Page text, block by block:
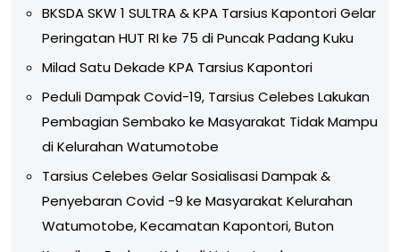
BKSDA SKW 1 SULTRA & KPA Tarsius Kapontori Gelar
Peringatan HUT RI ke 75 di Puncak Padang Kuku
Milad Satu Dekade KPA Tarsius Kapontori
Peduli Dampak Covid-19, Tarsius Celebes Lakukan
Pembagian Sembako ke Masyarakat Tidak Mampu
di Kelurahan Watumotobe
Tarsius Celebes Gelar Sosialisasi Dampak &
Penyebaran Covid -9 ke Masyarakat Kelurahan
Watumotobe, Kecamatan Kapontori, Buton